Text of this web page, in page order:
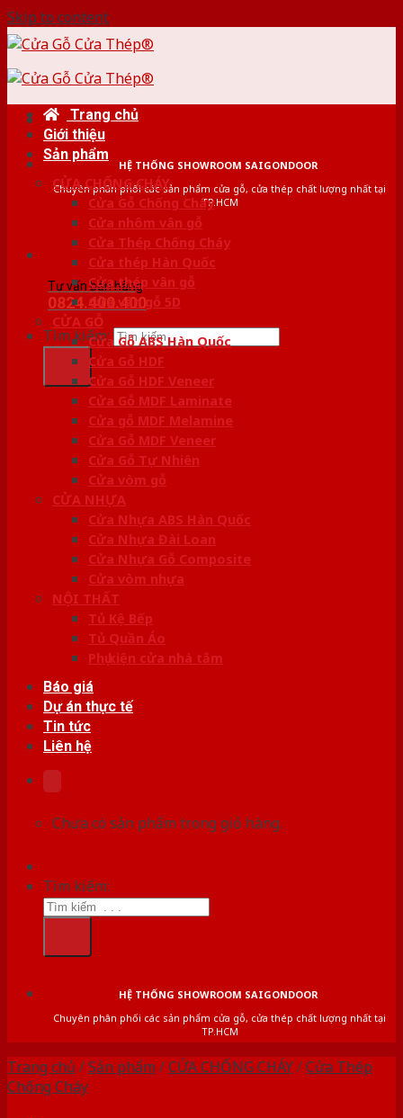
Skip to content
HỆ THỐNG SHOWROOM SAIGONDOOR
Chuyên phân phối các sản phẩm cửa gỗ, cửa thép chất lượng nhất tại
TP.HCM
Tư vấn bán hàng
0824.400.400
Tìm kiếm:
Trang chủ
Giới thiệu
Sản phẩm
CỬA CHỐNG CHÁY
Cửa Gỗ Chống Cháy
Cửa nhôm vân gỗ
Cửa Thép Chống Cháy
Cửa thép Hàn Quốc
Cửa thép vân gỗ
Cửa vân gỗ 5D
CỬA GỖ
Cửa Gỗ ABS Hàn Quốc
Cửa Gỗ HDF
Cửa Gỗ HDF Veneer
Cửa Gỗ MDF Laminate
Cửa gỗ MDF Melamine
Cửa Gỗ MDF Veneer
Cửa Gỗ Tự Nhiên
Cửa vòm gỗ
CỬA NHỰA
Cửa Nhựa ABS Hàn Quốc
Cửa Nhựa Đài Loan
Cửa Nhựa Gỗ Composite
Cửa vòm nhựa
NỘI THẤT
Tủ Kệ Bếp
Tủ Quần Áo
Phụ kiện cửa nhà tắm
Báo giá
Dự án thực tế
Tin tức
Liên hệ
Chưa có sản phẩm trong giỏ hàng.
Tìm kiếm:
HỆ THỐNG SHOWROOM SAIGONDOOR
Chuyên phân phối các sản phẩm cửa gỗ, cửa thép chất lượng nhất tại
TP.HCM
Trang chủ /Sản phẩm /CỬA CHỐNG CHÁY/Cửa Thép
Chống Cháy